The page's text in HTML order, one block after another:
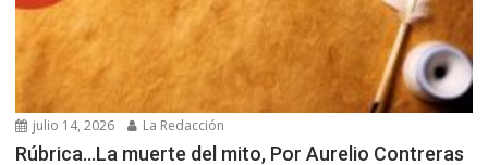
julio 14, 2026 La Redacción
Rúbrica…La muerte del mito, Por Aurelio Contreras